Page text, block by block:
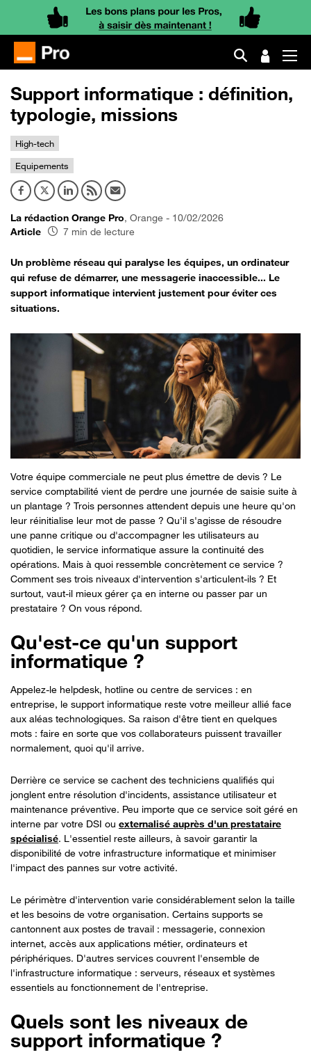
Support informatique : définition,
typologie, missions
High-tech
Equipements
La rédaction Orange Pro, Orange - 10/02/2026
Article
7 min de lecture
Un problème réseau qui paralyse les équipes, un ordinateur
qui refuse de démarrer, une messagerie inaccessible... Le
support informatique intervient justement pour éviter ces
situations.
Votre équipe commerciale ne peut plus émettre de devis ? Le
service comptabilité vient de perdre une journée de saisie suite à
un plantage ? Trois personnes attendent depuis une heure qu'on
leur réinitialise leur mot de passe ? Qu'il s'agisse de résoudre
une panne critique ou d'accompagner les utilisateurs au
quotidien, le service informatique assure la continuité des
opérations. Mais à quoi ressemble concrètement ce service ?
Comment ses trois niveaux d'intervention s'articulent-ils ? Et
surtout, vaut-il mieux gérer ça en interne ou passer par un
prestataire ? On vous répond.
Qu'est-ce qu'un support
informatique ?
Appelez-le helpdesk, hotline ou centre de services : en
entreprise, le support informatique reste votre meilleur allié face
aux aléas technologiques. Sa raison d'être tient en quelques
mots : faire en sorte que vos collaborateurs puissent travailler
normalement, quoi qu'il arrive.
Derrière ce service se cachent des techniciens qualifiés qui
jonglent entre résolution d'incidents, assistance utilisateur et
maintenance préventive. Peu importe que ce service soit géré en
interne par votre DSI ou externalisé auprès d'un prestataire
spécialisé. L'essentiel reste ailleurs, à savoir garantir la
disponibilité de votre infrastructure informatique et minimiser
l'impact des pannes sur votre activité.
Le périmètre d'intervention varie considérablement selon la taille
et les besoins de votre organisation. Certains supports se
cantonnent aux postes de travail : messagerie, connexion
internet, accès aux applications métier, ordinateurs et
périphériques. D'autres services couvrent l'ensemble de
l'infrastructure informatique : serveurs, réseaux et systèmes
essentiels au fonctionnement de l'entreprise.
Quels sont les niveaux de
support informatique ?